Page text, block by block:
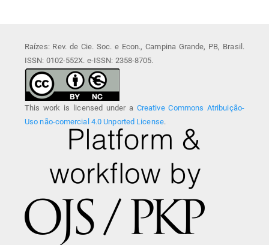
Raízes: Rev. de Cie. Soc. e Econ., Campina Grande, PB, Brasil.
ISSN: 0102-552X. e-ISSN: 2358-8705.
This work is licensed under a Creative Commons Atribuição-
Uso não-comercial 4.0 Unported License.